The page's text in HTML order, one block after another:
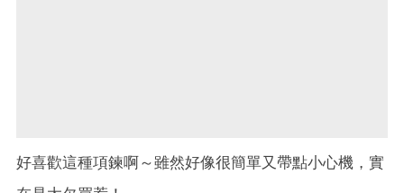
好喜歡這種項鍊啊～雖然好像很簡單又帶點小心機，實